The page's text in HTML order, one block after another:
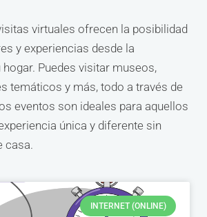
virtuales ofrecen la posibilidad
y experiencias desde la
Puedes visitar museos,
temáticos y más, todo a través de
eventos son ideales para aquellos
única y diferente sin
casa.
INTERNET (ONLINE)